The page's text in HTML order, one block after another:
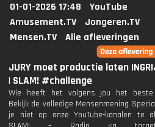
01-01-2026 17:48
YouTube
Amusement.TV
Jongeren.TV
Mensen.TV
Alle afleveringen
JURY moet productie laten
| SLAM! #challenge
Wie heeft het volgens jou het beste
Bekijk de volledige Mensenmening
je niet op onze YouTube-kanalen te